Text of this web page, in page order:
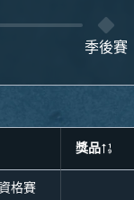
季後賽
獎品
格賽